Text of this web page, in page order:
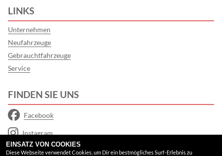
LINKS
Unternehmen
Neufahrzeuge
Gebrauchtfahrzeuge
Service
FINDEN SIE UNS
Facebook
Instagram
Google Maps
EINSATZ VON COOKIES
Diese Webseite verwendet Cookies, um Dir ein bestmögliches Surf-Erlebnis zu